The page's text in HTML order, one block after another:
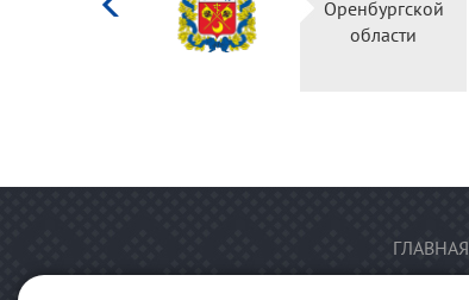
Оренбургской
области
ГЛАВНАЯ